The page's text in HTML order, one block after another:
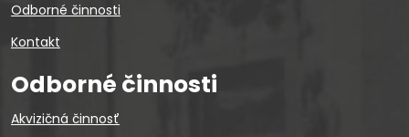
Odborné činnosti
Kontakt
Odborné činnosti
Akvizičná činnosť